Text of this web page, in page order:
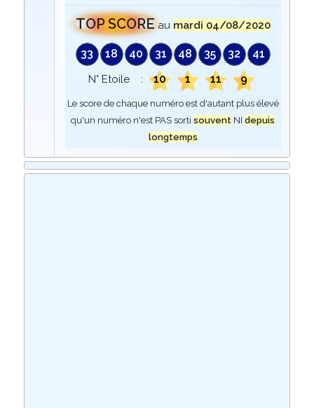
TOP SCORE au mardi 04/08/2020
33 18 40 31 48 35 32 41
N° Etoile : 10 1 11 9
Le score de chaque numéro est d'autant plus élevé
qu'un numéro n'est PAS sortisouvent NIdepuis
longtemps